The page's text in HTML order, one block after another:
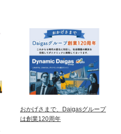
おかげさまで、Daigasグループ
は創業120周年